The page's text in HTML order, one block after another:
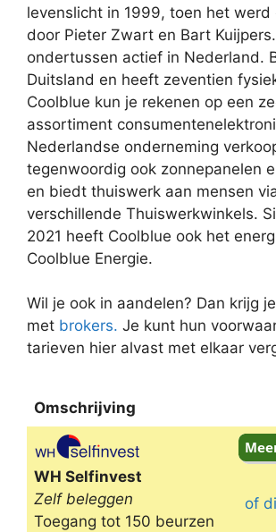
levenslicht in 1999, toen het werd
door Pieter Zwart en Bart
ondertussen actief in Nederland.
Duitsland en heeft zeventien
Coolblue kun je rekenen op een
assortiment
Nederlandse onderneming
tegenwoordig ook zonnepanelen
en biedt thuiswerk aan mensen
verschillende Thuiswerkwinkels.
2021 heeft Coolblue ook het
Coolblue Energie.
Wil je ook in aandelen? Dan krijg
met brokers. Je kunt hun
tarieven hier alvast met elkaar
Omschrijving
Omschrijving
WH Selfinvest
Zelf beleggen
Toegang tot 150 beurzen
of